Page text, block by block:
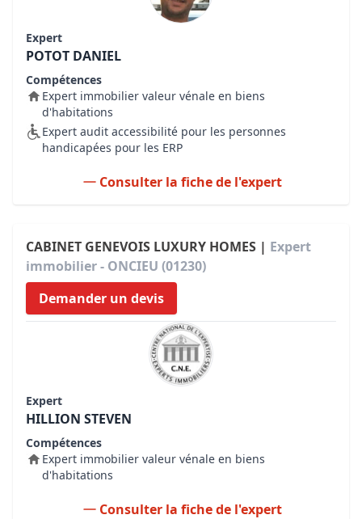
Expert
POTOT DANIEL
Compétences
Expert immobilier valeur vénale en biens
d'habitations
Expert audit accessibilité pour les personnes
handicapées pour les ERP
Consulter la fiche de l'expert
CABINET GENEVOIS LUXURY HOMES | Expert
immobilier - ONCIEU (01230)
Demander un devis
Expert
HILLION STEVEN
Compétences
Expert immobilier valeur vénale en biens
d'habitations
Consulter la fiche de l'expert